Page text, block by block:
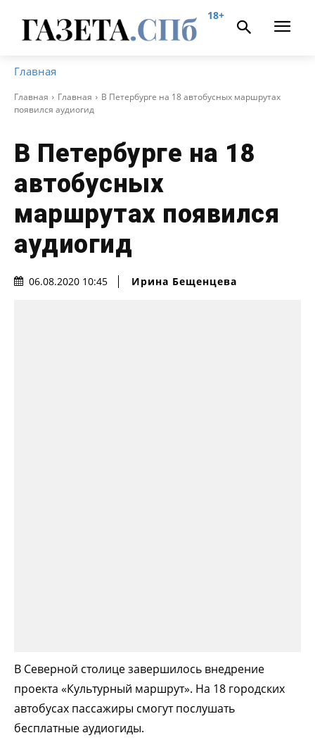
18+
Главная
Главная Главная
В Петербурге на 18 автобусных маршрутах
появился аудиогид
В Петербурге на 18
автобусных
маршрутах появился
аудиогид
06.08.2020 10:45 Ирина Бещенцева
В Северной столице завершилось внедрение
проекта «Культурный маршрут». На 18 городских
автобусах пассажиры смогут послушать
бесплатные аудиогиды.